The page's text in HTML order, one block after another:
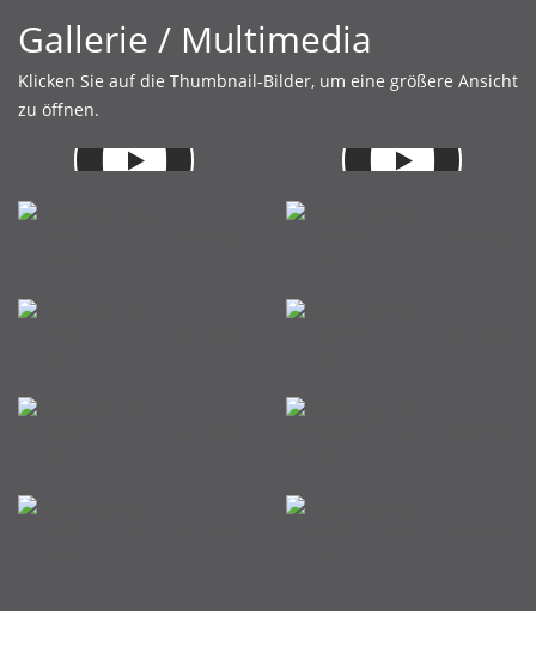
Gallerie / Multimedia
Klicken Sie auf die Thumbnail-Bilder, um eine größere Ansicht
zu öffnen.